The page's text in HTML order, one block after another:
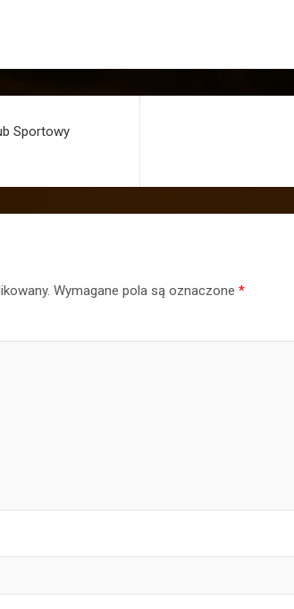
Sportowy
Wymagane pola są oznaczone *